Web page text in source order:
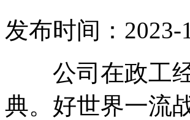
发布时间：
公司在政工经
典。好世界一流